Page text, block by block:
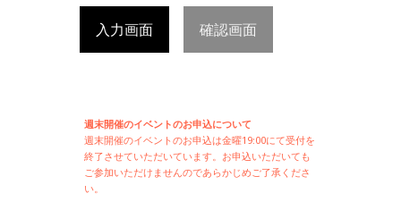
入力画面 確認画面
週末開催のイベントのお申込について
週末開催のイベントのお申込は金曜19:00にて受付を
終了させていただいています。お申込いただいても
ご参加いただけませんのであらかじめご了承くださ
い。